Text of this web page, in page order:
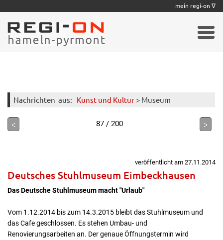
Nachrichten aus: Kunst und Kultur > Museum
< 87 / 200 >
veröffentlicht am 27.11.2014
Deutsches Stuhlmuseum Eimbeckhausen
Das Deutsche Stuhlmuseum macht "Urlaub"
Vom 1.12.2014 bis zum 14.3.2015 bleibt das Stuhlmuseum und
das Cafe geschlossen. Es stehen Umbau- und
Renovierungsarbeiten an. Der genaue Öffnungstermin wird
mein regi-on ∇